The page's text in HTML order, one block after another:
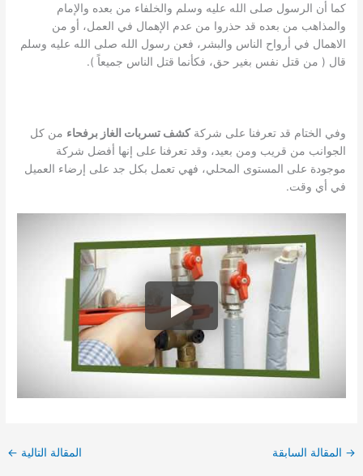
كما أن الرسول صلى الله عليه وسلم والخلفاء من بعده والإمام
والمذاهب من بعده قد حذروا من عدم الإهمال في العمل، أو من
الاهمال في أرواح الناس والبشر، فعن رسول الله صلى الله عليه وسلم
قال ( من قتل نفس بغير حق، فكأنما قتل الناس جميعاً ).
وفي الختام قد تعرفنا على شركةكشف تسربات الغاز برفحاء من كل
الجوانب من قريب ومن بعيد، وقد تعرفنا على إنها أفضل شركة
موجودة على المستوى المحلي، فهي تعمل بكل جد على إرضاء العميل
في أي وقت.
→ المقالة السابقة المقالة التالية ←